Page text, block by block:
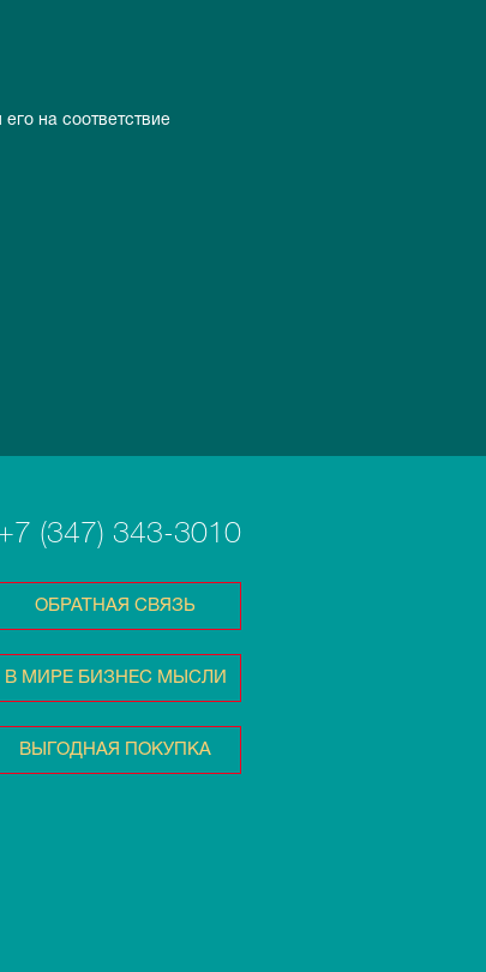
на соответствие
(347) 343-3010
ОБРАТНАЯ СВЯЗЬ
В МИРЕ БИЗНЕС МЫСЛИ
ВЫГОДНАЯ ПОКУПКА